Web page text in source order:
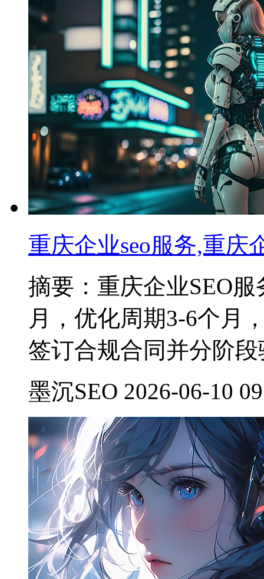
重庆企业seo服务,重庆
摘要：重庆企业SEO
月，优化周期3-6个月
签订合规合同并分阶段
墨沉SEO 2026-06-10